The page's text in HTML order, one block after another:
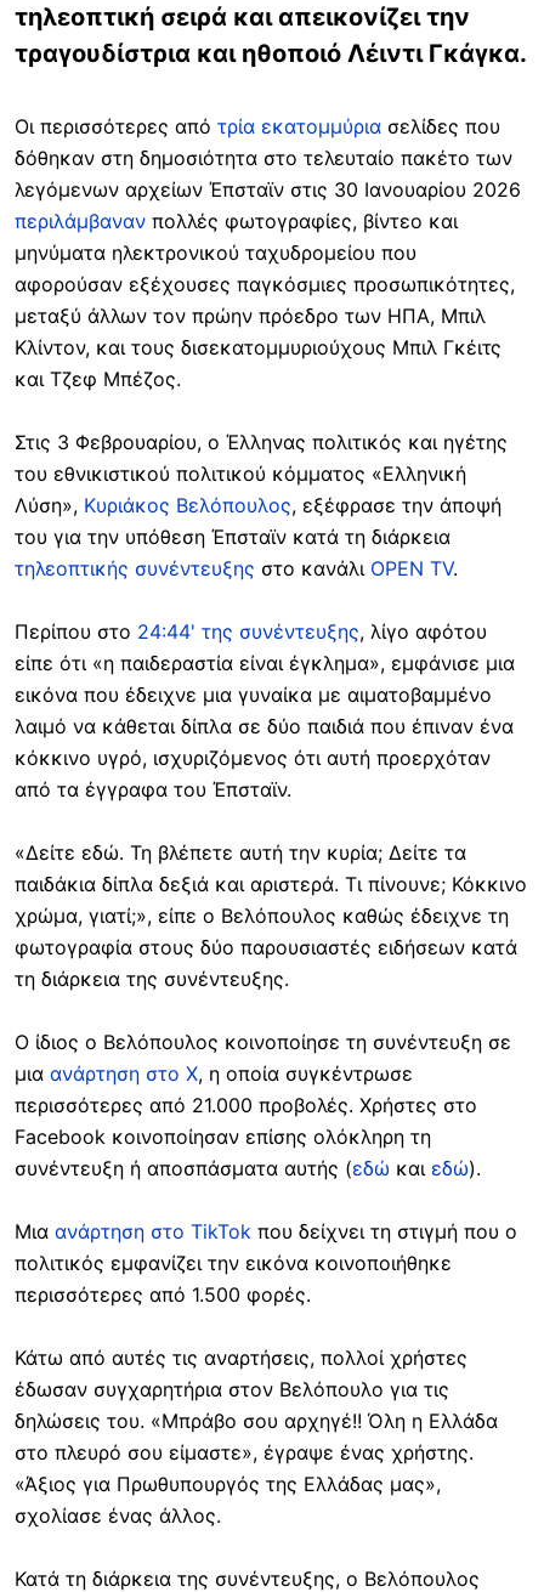
τηλεοπτική σειρά και απεικονίζει την
τραγουδίστρια και ηθοποιό Λέιντι Γκάγκα.
Οι περισσότερες από τρία εκατομμύρια σελίδες που
δόθηκαν στη δημοσιότητα στο τελευταίο πακέτο των
λεγόμενων αρχείων Έπσταϊν στις 30 Ιανουαρίου 2026
περιλάμβαναν πολλές φωτογραφίες, βίντεο και
μηνύματα ηλεκτρονικού ταχυδρομείου που
αφορούσαν εξέχουσες παγκόσμιες προσωπικότητες,
μεταξύ άλλων τον πρώην πρόεδρο των ΗΠΑ, Μπιλ
Κλίντον, και τους δισεκατομμυριούχους Μπιλ Γκέιτς
και Τζεφ Μπέζος.
Στις 3 Φεβρουαρίου, ο Έλληνας πολιτικός και ηγέτης
του εθνικιστικού πολιτικού κόμματος «Ελληνική
Λύση», Κυριάκος Βελόπουλος, εξέφρασε την άποψή
του για την υπόθεση Έπσταϊν κατά τη διάρκεια
τηλεοπτικής συνέντευξης στο κανάλι OPEN TV.
Περίπου στο 24:44' της συνέντευξης, λίγο αφότου
είπε ότι «η παιδεραστία είναι έγκλημα», εμφάνισε μια
εικόνα που έδειχνε μια γυναίκα με αιματοβαμμένο
λαιμό να κάθεται δίπλα σε δύο παιδιά που έπιναν ένα
κόκκινο υγρό, ισχυριζόμενος ότι αυτή προερχόταν
από τα έγγραφα του Έπσταϊν.
«Δείτε εδώ. Τη βλέπετε αυτή την κυρία; Δείτε τα
παιδάκια δίπλα δεξιά και αριστερά. Τι πίνουνε; Κόκκινο
χρώμα, γιατί;», είπε ο Βελόπουλος καθώς έδειχνε τη
φωτογραφία στους δύο παρουσιαστές ειδήσεων κατά
τη διάρκεια της συνέντευξης.
Ο ίδιος ο Βελόπουλος κοινοποίησε τη συνέντευξη σε
μια ανάρτηση στο X, η οποία συγκέντρωσε
περισσότερες από 21.000 προβολές. Χρήστες στο
Facebook κοινοποίησαν επίσης ολόκληρη τη
συνέντευξη ή αποσπάσματα αυτής (εδώ και εδώ).
Μια ανάρτηση στο TikTok που δείχνει τη στιγμή που ο
πολιτικός εμφανίζει την εικόνα κοινοποιήθηκε
περισσότερες από 1.500 φορές.
Κάτω από αυτές τις αναρτήσεις, πολλοί χρήστες
έδωσαν συγχαρητήρια στον Βελόπουλο για τις
δηλώσεις του. «Μπράβο σου αρχηγέ!! Όλη η Ελλάδα
στο πλευρό σου είμαστε», έγραψε ένας χρήστης.
«Άξιος για Πρωθυπουργός της Ελλάδας μας»,
σχολίασε ένας άλλος.
Κατά τη διάρκεια της συνέντευξης, ο Βελόπουλος